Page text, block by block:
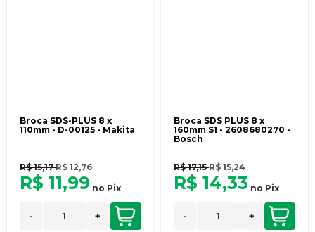
Broca SDS-PLUS 8 x
110mm - D-00125 - Makita
R$ 15,17R$ 12,76
R$ 11,99 no Pix
- +
Broca SDS PLUS 8 x
160mm S1 - 2608680270 -
Bosch
R$ 17,15R$ 15,24
R$ 14,33 no Pix
- +